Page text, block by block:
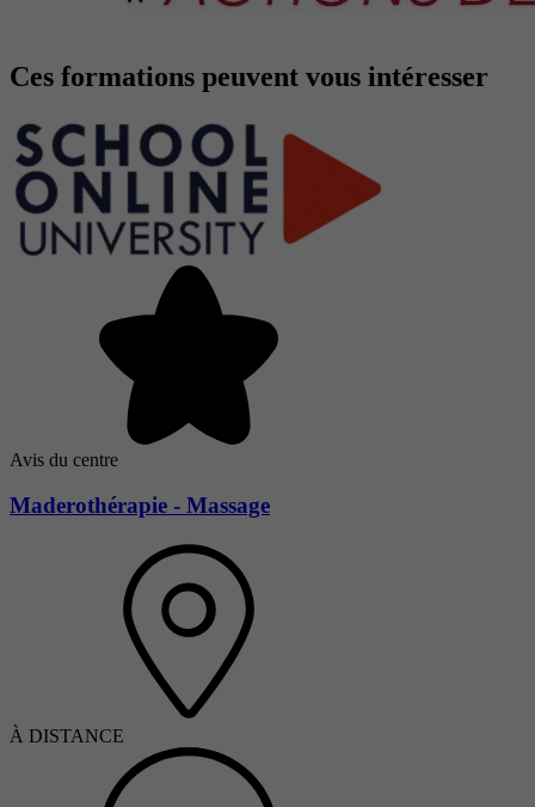
Ces formations peuvent vous intéresser
Avis du centre
Maderothérapie - Massage
À DISTANCE